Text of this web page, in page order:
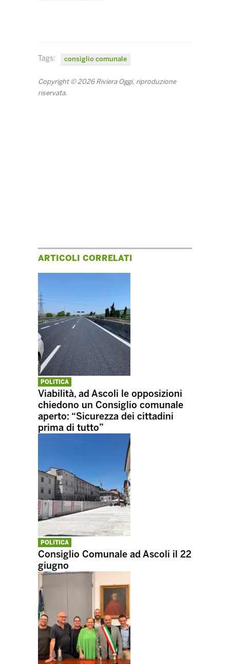
Tags: consiglio comunale
Copyright © 2026 Riviera Oggi, riproduzione
riservata.
ARTICOLI CORRELATI
POLITICA
Viabilità, ad Ascoli le opposizioni
chiedono un Consiglio comunale
aperto: “Sicurezza dei cittadini
prima di tutto”
POLITICA
Consiglio Comunale ad Ascoli il 22
giugno